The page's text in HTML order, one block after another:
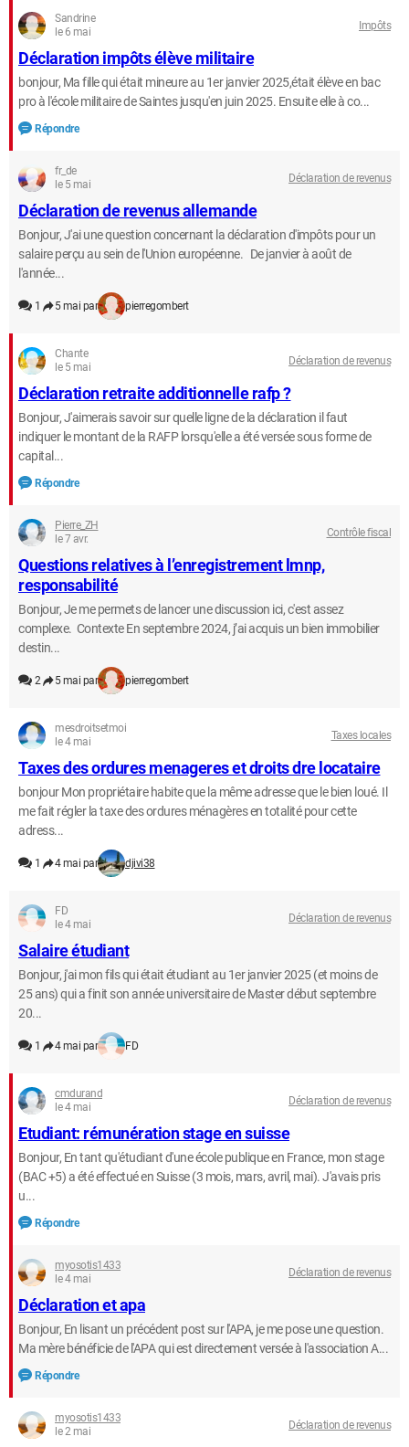
Sandrine
le 6 mai
Impôts
Déclaration impôts élève militaire
bonjour, Ma fille qui était mineure au 1er janvier 2025,était élève en bac
pro à l'école militaire de Saintes jusqu'en juin 2025. Ensuite elle à co...
Répondre
fr_de
le 5 mai
Déclaration de revenus
Déclaration de revenus allemande
Bonjour, J'ai une question concernant la déclaration d'impôts pour un
salaire perçu au sein de l'Union européenne. De janvier à août de
l'année...
1 5 mai par pierregombert
Chante
le 5 mai
Déclaration de revenus
Déclaration retraite additionnelle rafp ?
Bonjour, J'aimerais savoir sur quelle ligne de la déclaration il faut
indiquer le montant de la RAFP lorsqu'elle a été versée sous forme de
capital...
Répondre
Pierre_ZH
le 7 avr.
Contrôle fiscal
Questions relatives à l’enregistrement lmnp,
responsabilité
Bonjour, Je me permets de lancer une discussion ici, c'est assez
complexe. Contexte En septembre 2024, j’ai acquis un bien immobilier
destin...
2 5 mai par pierregombert
mesdroitsetmoi
le 4 mai
Taxes locales
Taxes des ordures menageres et droits dre locataire
bonjour Mon propriétaire habite que la même adresse que le bien loué. Il
me fait régler la taxe des ordures ménagères en totalité pour cette
adress...
1 4 mai par djivi38
FD
le 4 mai
Déclaration de revenus
Salaire étudiant
Bonjour, j'ai mon fils qui était étudiant au 1er janvier 2025 (et moins de
25 ans) qui a finit son année universitaire de Master début septembre
20...
1 4 mai par FD
cmdurand
le 4 mai
Déclaration de revenus
Etudiant: rémunération stage en suisse
Bonjour, En tant qu'étudiant d'une école publique en France, mon stage
(BAC +5) a été effectué en Suisse (3 mois, mars, avril, mai). J'avais pris
u...
Répondre
myosotis1433
le 4 mai
Déclaration de revenus
Déclaration et apa
Bonjour, En lisant un précédent post sur l'APA, je me pose une question.
Ma mère bénéficie de l'APA qui est directement versée à l'association A...
Répondre
myosotis1433
le 2 mai
Déclaration de revenus